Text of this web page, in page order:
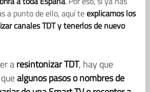
a punto de ello, aquí teexplicamos los
canales TDT y tenerlos de nuevo
aresintonizar TDT, hay que
algunos pasos o nombres de